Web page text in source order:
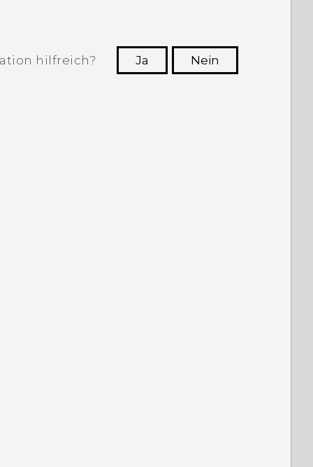
hilfreich? Ja
Nein